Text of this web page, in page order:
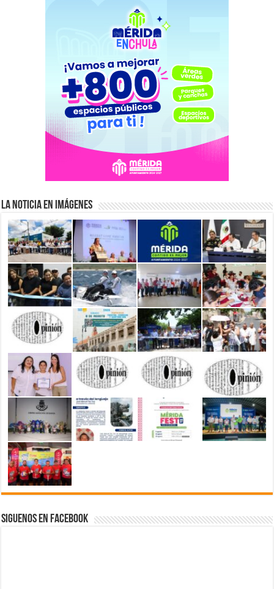
La Noticia en Imágenes
Siguenos en Facebook